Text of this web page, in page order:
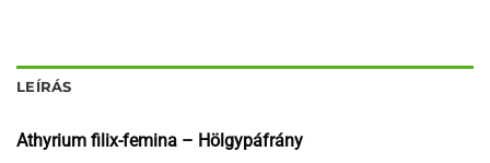
LEÍRÁS
Athyrium filix-femina – Hölgypáfrány